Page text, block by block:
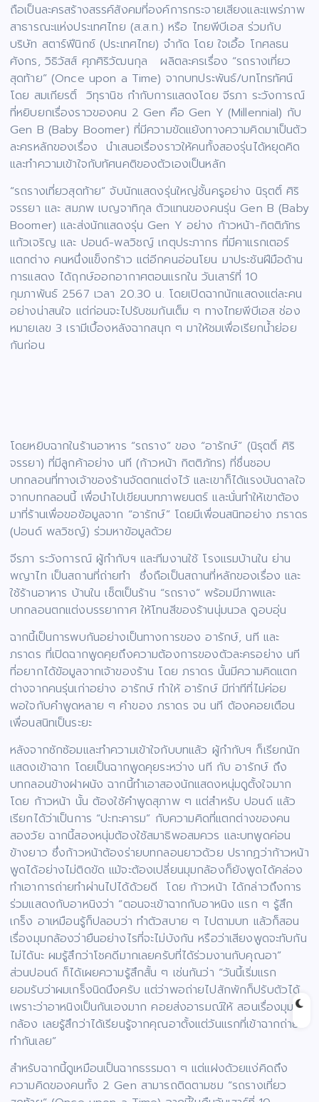
ถือเป็นละครสร้างสรรค์สังคมที่องค์การกระจายเสียงและแพร่ภาพ
สาธารณะแห่งประเทศไทย (ส.ส.ท.) หรือ ไทยพีบีเอส ร่วมกับ
บริษัท สตาร์ฟีนิกซ์ (ประเทศไทย) จำกัด โดย ใจเอื้อ โกศลธน
ศังกร, วิธิวัสส์ ศุภศิริวัฒนกุล ผลิตละครเรื่อง “รถรางเที่ยว
สุดท้าย” (Once upon a Time) จากบทประพันธ์/บทโทรทัศน์
โดย สมเกียรติ์ วิทุรานิช กำกับการแสดงโดย จีรภา ระวังการณ์
ที่หยิบยกเรื่องราวของคน 2 Gen คือ Gen Y (Millennial) กับ
Gen B (Baby Boomer) ที่มีความขัดแย้งทางความคิดมาเป็นตัว
ละครหลักของเรื่อง นำเสนอเรื่องราวให้คนทั้งสองรุ่นได้หยุดคิด
และทำความเข้าใจกับทัศนคติของตัวเองเป็นหลัก
“รถรางเที่ยวสุดท้าย” จับนักแสดงรุ่นใหญ่ชั้นครูอย่าง นิรุตติ์ ศิริ
จรรยา และ สมภพ เบญจาทิกุล ตัวแทนของคนรุ่น Gen B (Baby
Boomer) และส่งนักแสดงรุ่น Gen Y อย่าง ก้าวหน้า-กิตติภัทร
แก้วเจริญ และ ปอนด์-พลวิชญ์ เกตุประภากร ที่มีคาแรกเตอร์
แตกต่าง คนหนึ่งแข็งกร้าว แต่อีกคนอ่อนโยน มาประชันฝีมือด้าน
การแสดง ได้ฤกษ์ออกอากาศตอนแรกใน วันเสาร์ที่ 10
กุมภาพันธ์ 2567 เวลา 20.30 น. โดยเปิดฉากนักแสดงแต่ละคน
อย่างน่าสนใจ แต่ก่อนจะไปรับชมกันเต็ม ๆ ทางไทยพีบีเอส ช่อง
หมายเลข 3 เรามีเบื้องหลังฉากสนุก ๆ มาให้ชมเพื่อเรียกน้ำย่อย
กันก่อน
โดยหยิบฉากในร้านอาหาร “รถราง” ของ “อารักษ์” (นิรุตติ์ ศิริ
จรรยา) ที่มีลูกค้าอย่าง นที (ก้าวหน้า กิตติภัทร) ที่ชื่นชอบ
บทกลอนที่ทางเจ้าของร้านจัดตกแต่งไว้ และเขาก็ได้แรงบันดาลใจ
จากบทกลอนนี้ เพื่อนำไปเขียนบทภาพยนตร์ และนั่นทำให้เขาต้อง
มาที่ร้านเพื่อขอข้อมูลจาก “อารักษ์” โดยมีเพื่อนสนิทอย่าง ภราดร
(ปอนด์ พลวิชญ์) ร่วมหาข้อมูลด้วย
จีรภา ระวังการณ์ ผู้กำกับฯ และทีมงานใช้ โรงแรมบ้านใน ย่าน
พญาไท เป็นสถานที่ถ่ายทำ ซึ่งถือเป็นสถานที่หลักของเรื่อง และ
ใช้ร้านอาหาร บ้านใน เซ็ตเป็นร้าน “รถราง” พร้อมมีภาพและ
บทกลอนตกแต่งบรรยากาศ ให้โทนสีของร้านนุ่มนวล ดูอบอุ่น
ฉากนี้เป็นการพบกันอย่างเป็นทางการของ อารักษ์, นที และ
ภราดร ที่เปิดฉากพูดคุยถึงความต้องการของตัวละครอย่าง นที
ที่อยากได้ข้อมูลจากเจ้าของร้าน โดย ภราดร นั้นมีความคิดแตก
ต่างจากคนรุ่นเก่าอย่าง อารักษ์ ทำให้ อารักษ์ มีท่าทีที่ไม่ค่อย
พอใจกับคำพูดหลาย ๆ คำของ ภราดร จน นที ต้องคอยเตือน
เพื่อนสนิทเป็นระยะ
หลังจากซักซ้อมและทำความเข้าใจกับบทแล้ว ผู้กำกับฯ ก็เรียกนัก
แสดงเข้าฉาก โดยเป็นฉากพูดคุยระหว่าง นที กับ อารักษ์ ถึง
บทกลอนข้างฝาผนัง ฉากนี้ทำเอาสองนักแสดงหนุ่มดูตั้งใจมาก
โดย ก้าวหน้า นั้น ต้องใช้คำพูดสุภาพ ๆ แต่สำหรับ ปอนด์ แล้ว
เรียกได้ว่าเป็นการ “ปะทะคารม” กับความคิดที่แตกต่างของคน
สองวัย ฉากนี้สองหนุ่มต้องใช้สมาธิพอสมควร และบทพูดค่อน
ข้างยาว ซึ่งก้าวหน้าต้องร่ายบทกลอนยาวด้วย ปรากฏว่าก้าวหน้า
พูดได้อย่างไม่ติดขัด แม้จะต้องเปลี่ยนมุมกล้องก็ยังพูดได้คล่อง
ทำเอาการถ่ายทำผ่านไปได้ด้วยดี โดย ก้าวหน้า ได้กล่าวถึงการ
ร่วมแสดงกับอาหนิงว่า “ตอนจะเข้าฉากกับอาหนิง แรก ๆ รู้สึก
เกร็ง อาเหมือนรู้ก็ปลอบว่า ทำตัวสบาย ๆ ไปตามบท แล้วก็สอน
เรื่องมุมกล้องว่ายืนอย่างไรที่จะไม่บังกัน หรือว่าเสียงพูดจะทับกัน
ไม่ได้นะ ผมรู้สึกว่าโชคดีมากเลยครับที่ได้ร่วมงานกับคุณอา”
ส่วนปอนด์ ก็ได้เผยความรู้สึกสั้น ๆ เช่นกันว่า “วันนี้เริ่มแรก
ยอมรับว่าผมเกร็งนิดนึงครับ แต่ว่าพอถ่ายไปสักพักก็ปรับตัวได้
เพราะว่าอาหนิงเป็นกันเองมาก คอยส่งอารมณ์ให้ สอนเรื่องมุม
กล้อง เลยรู้สึกว่าได้เรียนรู้จากคุณอาตั้งแต่วันแรกที่เข้าฉากถ่าย
ทำกันเลย”
สำหรับฉากนี้ดูเหมือนเป็นฉากธรรมดา ๆ แต่แฝงด้วยแง่คิดถึง
ความคิดของคนทั้ง 2 Gen สามารถติดตามชม “รถรางเที่ยว